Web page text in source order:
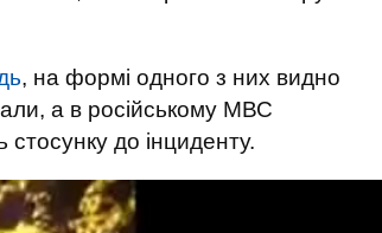
, на формі одного з них видно
а в російському МВС
стосунку до інциденту.